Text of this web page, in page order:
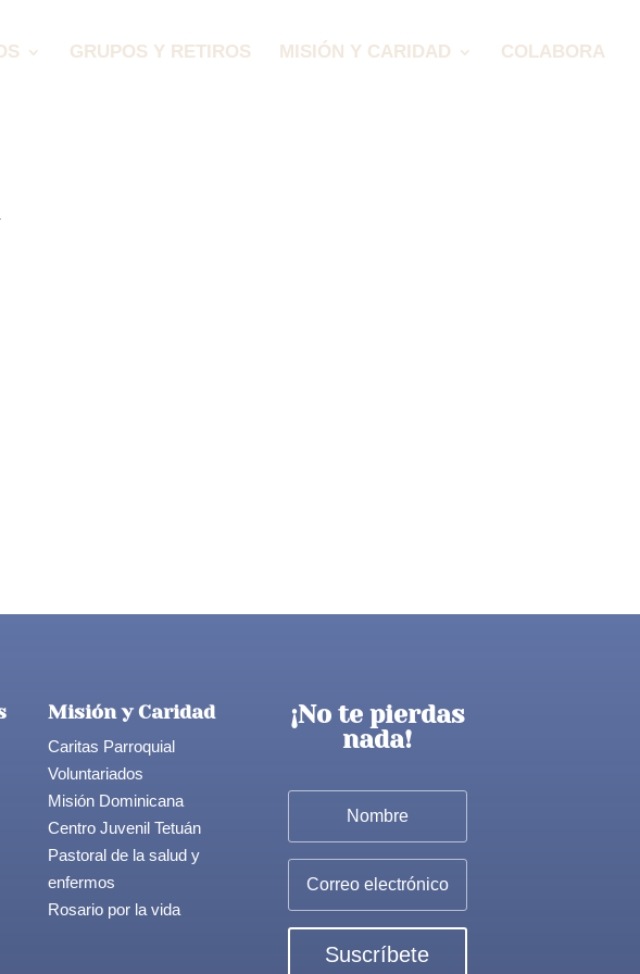
GRUPOS Y RETIROS MISIÓN Y CARIDAD COLABORA
Misión y Caridad
Caritas Parroquial
Voluntariados
Misión Dominicana
Centro Juvenil Tetuán
Pastoral de la salud y
enfermos
Rosario por la vida
¡No te pierdas
nada!
Suscríbete